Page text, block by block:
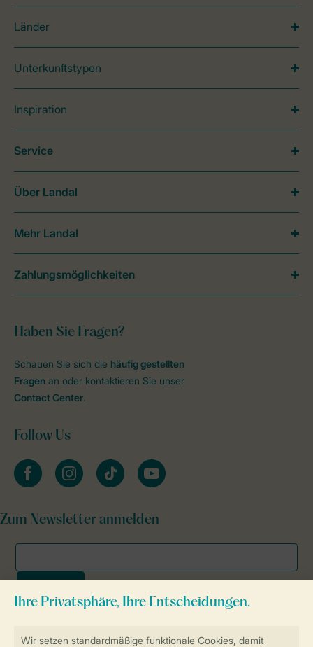
Sicher und schnell zur Online-Buchung
Länder
Unterkunftstypen
Inspiration
Haben Sie Fragen?
Schauen Sie sich die häufig gestellten
Fragen an oder kontaktieren Sie unser
Contact Center.
Follow Us
facebookinstagramtiktok youtube
Zum Newsletter anmelden
Service
Über Landal
Mehr Landal
Zahlungsmöglichkeiten